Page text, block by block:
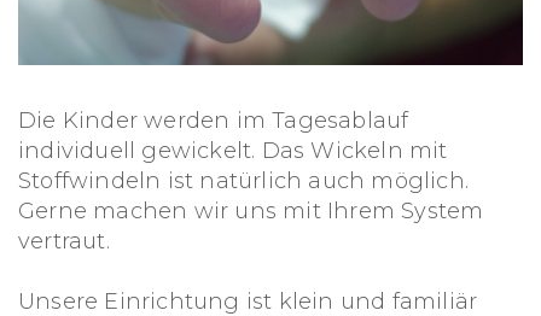
Die Kinder werden im Tagesablauf
individuell gewickelt. Das Wickeln mit
Stoffwindeln ist natürlich auch möglich.
Gerne machen wir uns mit Ihrem System
vertraut.
Unsere Einrichtung ist klein und familiär